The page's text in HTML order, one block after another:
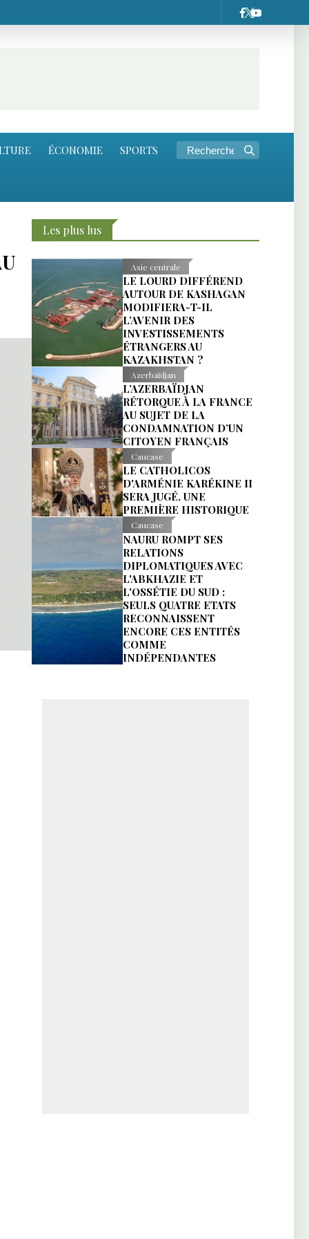
ÉCONOMIE SPORTS
Les plus lus
Asie centrale
LE LOURD DIFFÉREND
AUTOUR DE KASHAGAN
MODIFIERA-T-IL
L’AVENIR DES
INVESTISSEMENTS
ÉTRANGERS AU
KAZAKHSTAN ?
Azerbaïdjan
L’AZERBAÏDJAN
RÉTORQUE À LA FRANCE
AU SUJET DE LA
CONDAMNATION D’UN
CITOYEN FRANÇAIS
Caucase
LE CATHOLICOS
D'ARMÉNIE KARÉKINE II
SERA JUGÉ. UNE
PREMIÈRE HISTORIQUE
Caucase
NAURU ROMPT SES
RELATIONS
DIPLOMATIQUES AVEC
L'ABKHAZIE ET
L'OSSÉTIE DU SUD :
SEULS QUATRE ETATS
RECONNAISSENT
ENCORE CES ENTITÉS
COMME
INDÉPENDANTES